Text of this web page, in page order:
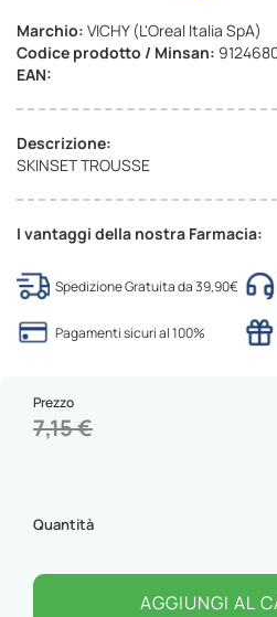
Marchio: VICHY (L'Oreal Italia SpA)
Codice prodotto / Minsan:
EAN:
Descrizione:
SKINSET TROUSSE
I vantaggi della nostra Farmacia:
Spedizione Gratuita da 39,90€
Pagamenti sicuri al 100%
Prezzo
7,15 €
Quantità
AGGIUNGI AL